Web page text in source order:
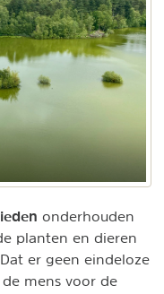
onderhouden
planten en dieren
er geen eindeloze
mens voor de